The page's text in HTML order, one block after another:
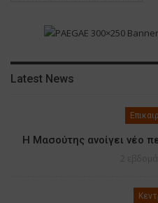
Latest News
Η Μασούτης ανοίγει νέο